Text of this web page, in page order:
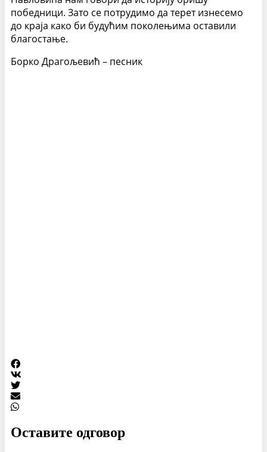
победници. Зато се потрудимо да терет изнесемо
до краја како би будућим поколењима оставили
благостање.
Борко Драгољевић – песник
Оставите одговор